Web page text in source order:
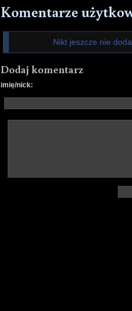
Komentarze
Nikt jeszcze nie
Dodaj komentarz
imię/nick: